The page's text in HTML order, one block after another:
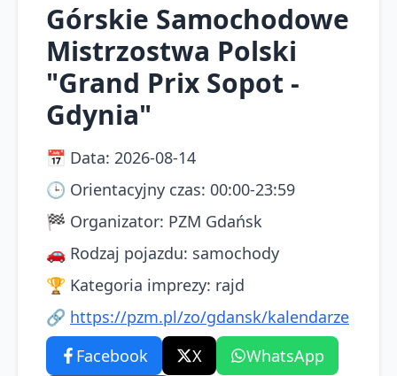
Górskie Samochodowe
Mistrzostwa Polski
"Grand Prix Sopot -
Gdynia"
📅 Data: 2026-08-14
🕒 Orientacyjny czas: 00:00-23:59
🏁 Organizator: PZM Gdańsk
🚗 Rodzaj pojazdu: samochody
🏆 Kategoria imprezy: rajd
🔗 https://pzm.pl/zo/gdansk/kalendarze
Facebook
X
WhatsApp